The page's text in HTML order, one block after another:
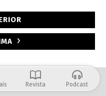
Revista Podcast